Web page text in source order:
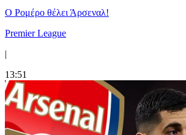
Ο Ρομέρο θέλει Άρσεναλ!
Premier League
|
13:51